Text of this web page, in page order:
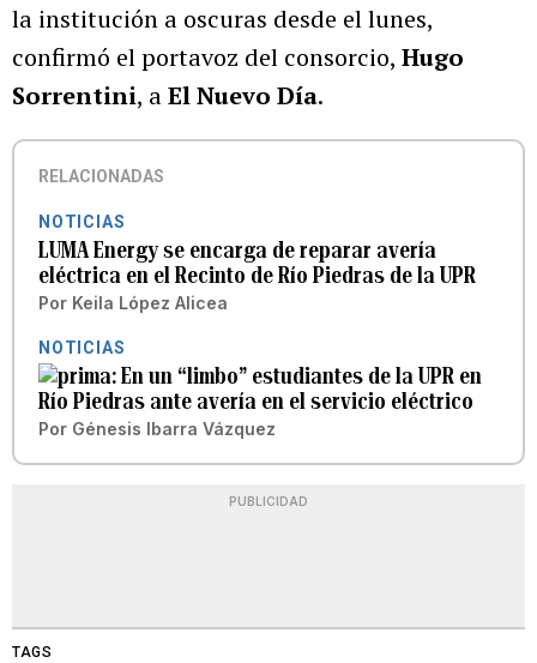
la institución a oscuras desde el lunes,
confirmó el portavoz del consorcio, Hugo
Sorrentini, aEl Nuevo Día.
RELACIONADAS
NOTICIAS
LUMA Energy se encarga de reparar avería
eléctrica en el Recinto de Río Piedras de la UPR
Por Keila López Alicea
NOTICIAS
En un “limbo” estudiantes de la UPR en
Río Piedras ante avería en el servicio eléctrico
Por Génesis Ibarra Vázquez
PUBLICIDAD
TAGS